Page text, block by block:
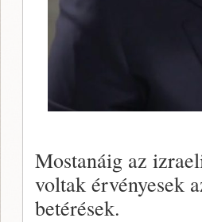
Mostanáig az
voltak érvényesek
betérések.